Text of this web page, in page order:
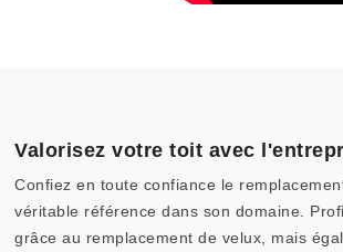
Valorisez votre toit avec
Confiez en toute confiance le
véritable référence dans son domaine.
grâce au remplacement de velux, mais